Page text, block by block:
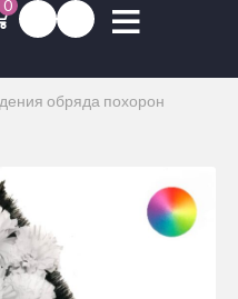
0
обряда похорон